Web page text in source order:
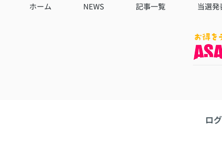
ホーム NEWS 記事一覧 当選発
ロ